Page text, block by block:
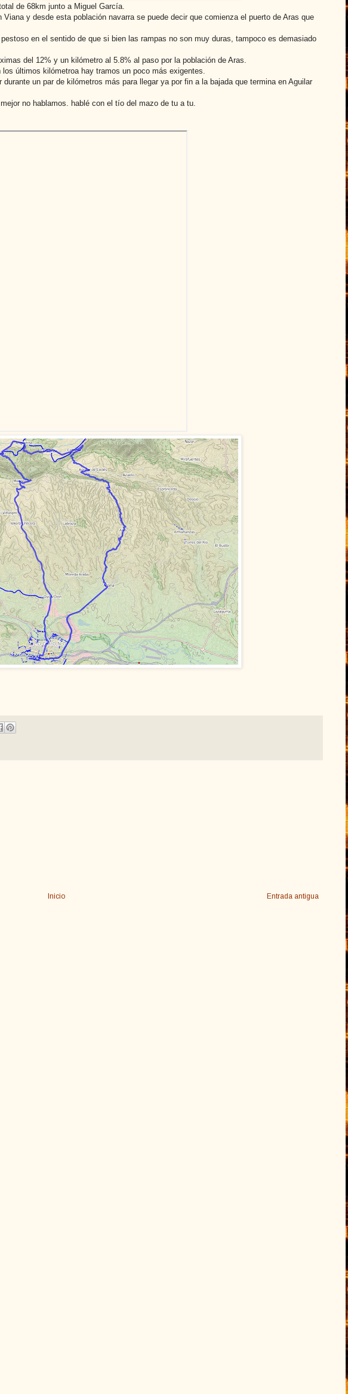
de 68km junto a Miguel García.
y desde esta población navarra se puede decir que comienza el puerto de Aras que
en el sentido de que si bien las rampas no son muy duras, tampoco es demasiado
del 12% y un kilómetro al 5.8% al paso por la población de Aras.
últimos kilómetroa hay tramos un poco más exigentes.
un par de kilómetros más para llegar ya por fin a la bajada que termina en Aguilar
no hablamos. hablé con el tío del mazo de tu a tu.
Entrada antigua
Inicio